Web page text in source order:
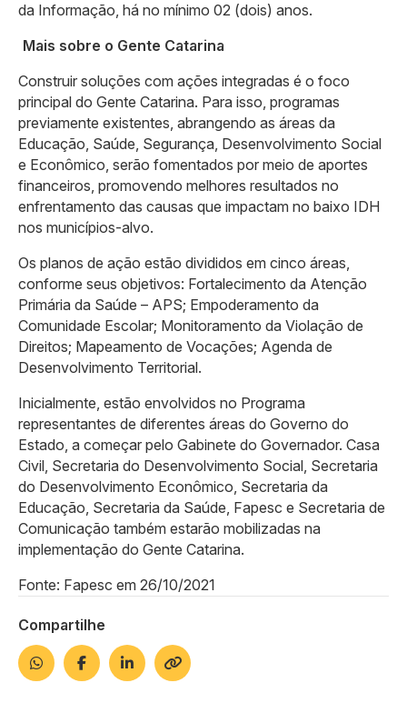
da Informação, há no mínimo 02 (dois) anos.
Mais sobre o Gente Catarina
Construir soluções com ações integradas é o foco
principal do Gente Catarina. Para isso, programas
previamente existentes, abrangendo as áreas da
Educação, Saúde, Segurança, Desenvolvimento Social
e Econômico, serão fomentados por meio de aportes
financeiros, promovendo melhores resultados no
enfrentamento das causas que impactam no baixo IDH
nos municípios-alvo.
Os planos de ação estão divididos em cinco áreas,
conforme seus objetivos: Fortalecimento da Atenção
Primária da Saúde – APS; Empoderamento da
Comunidade Escolar; Monitoramento da Violação de
Direitos; Mapeamento de Vocações; Agenda de
Desenvolvimento Territorial.
Inicialmente, estão envolvidos no Programa
representantes de diferentes áreas do Governo do
Estado, a começar pelo Gabinete do Governador. Casa
Civil, Secretaria do Desenvolvimento Social, Secretaria
do Desenvolvimento Econômico, Secretaria da
Educação, Secretaria da Saúde, Fapesc e Secretaria de
Comunicação também estarão mobilizadas na
implementação do Gente Catarina.
Fonte: Fapesc em 26/10/2021
Compartilhe